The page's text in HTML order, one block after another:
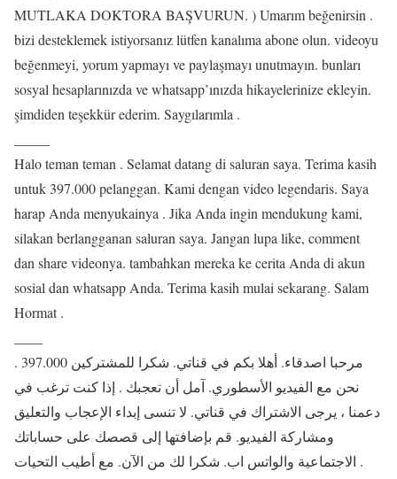
MUTLAKA DOKTORA BAŞVURUN. ) Umarım beğenirsin .
bizi desteklemek istiyorsanız lütfen kanalıma abone olun. videoyu
beğenmeyi, yorum yapmayı ve paylaşmayı unutmayın. bunları
sosyal hesaplarınızda ve whatsapp’ınızda hikayelerinize ekleyin.
şimdiden teşekkür ederim. Saygılarımla .
Halo teman teman . Selamat datang di saluran saya. Terima kasih
untuk 397.000 pelanggan. Kami dengan video legendaris. Saya
harap Anda menyukainya . Jika Anda ingin mendukung kami,
silakan berlangganan saluran saya. Jangan lupa like, comment
dan share videonya. tambahkan mereka ke cerita Anda di akun
sosial dan whatsapp Anda. Terima kasih mulai sekarang. Salam
Hormat .
مرحبا اصدقاء. أهلا بكم في قناتي. شكرا للمشتركين 397.000 .
نحن مع الفيديو الأسطوري. آمل أن تعجبك . إذا كنت ترغب في
دعمنا ، يرجى الاشتراك في قناتي. لا تنسى إبداء الإعجاب والتعليق
ومشاركة الفيديو. قم بإضافتها إلى قصصك على حساباتك
الاجتماعية والواتس اب. شكرا لك من الآن. مع أطيب التحيات .